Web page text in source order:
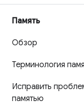
Память
Обзор
Терминология
Исправить
памятью